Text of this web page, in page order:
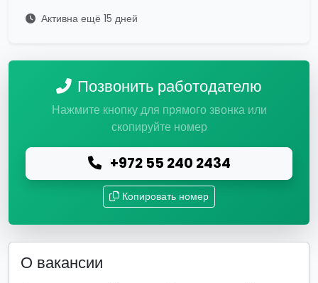
Активна ещё 15 дней
Позвонить работодателю
Нажмите кнопку для прямого звонка или
скопируйте номер
+972 55 240 2434
Копировать номер
О вакансии